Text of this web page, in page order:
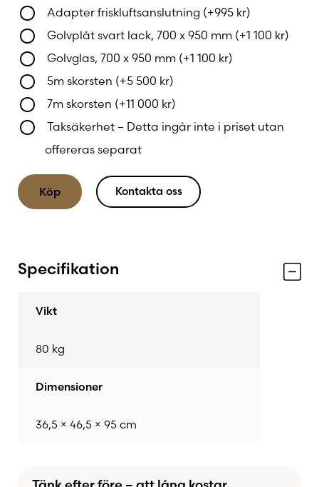
investering som ger värme och funktion även vid
oväntade avbrott.
Låt oss hjälpa dig att skapa ett mer självständigt
och varmt hem medJøtul F 602 Eco
som kombinerar tidlös design med praktiska
fördelar som
kokplatta
och pålitlig värme när du
behöver det som mest.
Adapter friskluftsanslutning (+995 kr)
Golvplåt svart lack, 700 x 950 mm (+1 100 kr)
Golvglas, 700 x 950 mm (+1 100 kr)
5m skorsten (+5 500 kr)
7m skorsten (+11 000 kr)
Taksäkerhet – Detta ingår inte i priset utan
offereras separat
Köp Kontakta oss
Specifikation
Vikt
80 kg
Dimensioner
36,5 × 46,5 × 95 cm